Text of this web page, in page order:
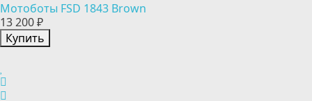
Мотоботы FSD 1843 Brown
13 200 ₽
Купить